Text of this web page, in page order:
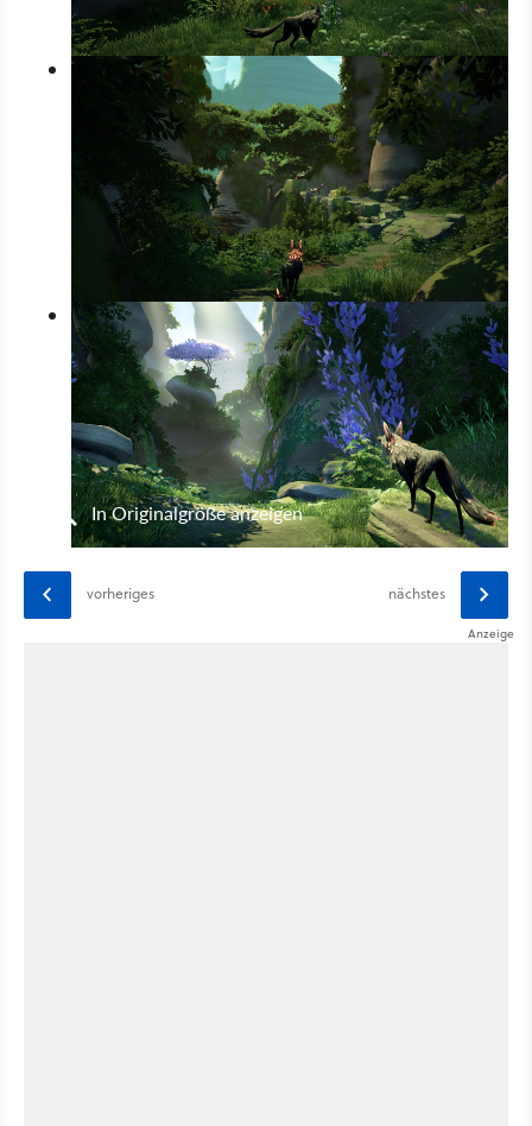
In Originalgröße anzeigen
vorheriges nächstes